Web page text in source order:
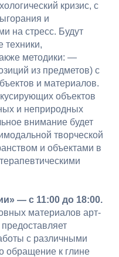
кризис, с
и
на стресс. Будут
техники,
методики: —
из предметов) с
и материалов.
объектов
и неприродных
внимание будет
творческой
и объектами в
— с 11:00 до 18:00.
материалов арт-
с различными
обращение к глине